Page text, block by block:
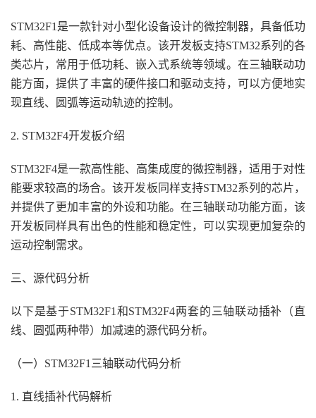
STM32F1是一款针对小型化设备设计的微控制器，具备低功
耗、高性能、低成本等优点。该开发板支持STM32系列的各
类芯片，常用于低功耗、嵌入式系统等领域。在三轴联动功
能方面，提供了丰富的硬件接口和驱动支持，可以方便地实
现直线、圆弧等运动轨迹的控制。
2. STM32F4开发板介绍
STM32F4是一款高性能、高集成度的微控制器，适用于对性
能要求较高的场合。该开发板同样支持STM32系列的芯片，
并提供了更加丰富的外设和功能。在三轴联动功能方面，该
开发板同样具有出色的性能和稳定性，可以实现更加复杂的
运动控制需求。
三、源代码分析
以下是基于STM32F1和STM32F4两套的三轴联动插补（直
线、圆弧两种带）加减速的源代码分析。
（一）STM32F1三轴联动代码分析
1. 直线插补代码解析